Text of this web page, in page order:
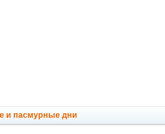
и пасмурные дни